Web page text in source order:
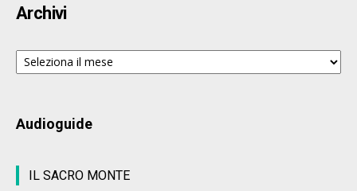
Archivi
Archivi
Audioguide
IL SACRO MONTE